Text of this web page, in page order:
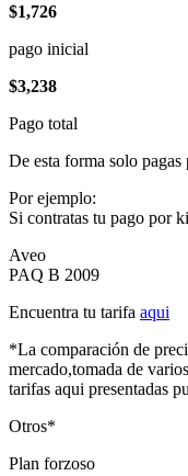
$1,726
pago inicial
$3,238
Pago total
De esta forma solo
Por ejemplo:
Si contratas tu pago por
Aveo
PAQ B 2009
Encuentra tu tarifa aqui
*La comparación de
mercado,tomada de
tarifas aqui presentadas
Otros*
Plan forzoso